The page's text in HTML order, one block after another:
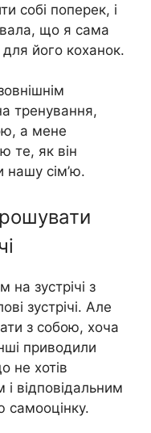
собі поперек, і
що я сама
його коханок.
тренування,
а мене
те, як він
нашу сім’ю.
на зустрічі з
зустрічі. Але
з собою, хоча
приводили
не хотів
відповідальним